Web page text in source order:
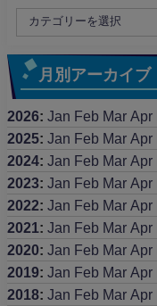
月別アーカイブ
2026: Jan Feb Mar Apr
2025: Jan Feb Mar Apr
2024: Jan Feb Mar Apr
2023: Jan Feb Mar Apr
2022: Jan Feb Mar Apr
2021 : Jan Feb Mar Apr
2020: Jan Feb Mar Apr
2019: Jan Feb Mar Apr
2018: Jan Feb Mar Apr